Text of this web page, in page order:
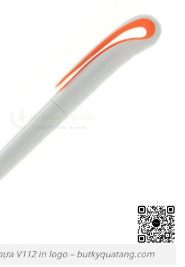
V112 in logo – butkyquatang.com